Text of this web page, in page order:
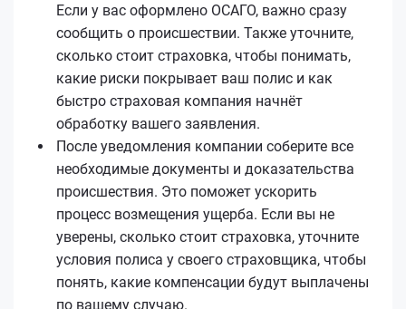
Если у вас оформлено ОСАГО, важно сразу
сообщить о происшествии. Также уточните,
сколько стоит страховка, чтобы понимать,
какие риски покрывает ваш полис и как
быстро страховая компания начнёт
обработку вашего заявления.
После уведомления компании соберите все
необходимые документы и доказательства
происшествия. Это поможет ускорить
процесс возмещения ущерба. Если вы не
уверены, сколько стоит страховка, уточните
условия полиса у своего страховщика, чтобы
понять, какие компенсации будут выплачены
по вашему случаю.